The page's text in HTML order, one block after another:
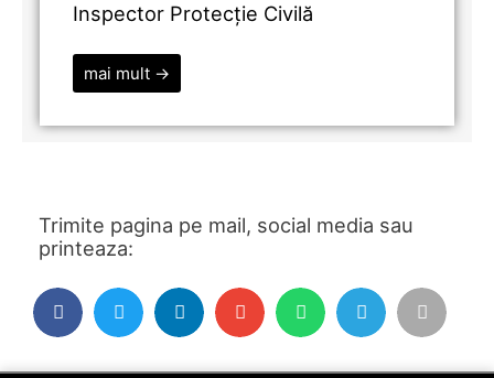
Inspector Protecție Civilă
mai mult →
Trimite pagina pe mail, social media sau
printeaza: